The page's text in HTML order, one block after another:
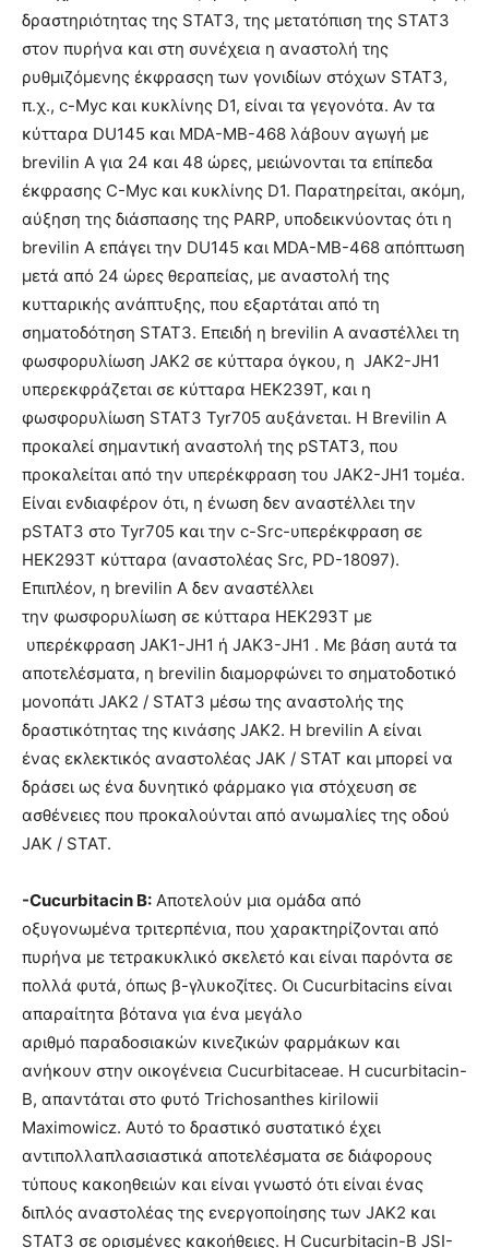
δραστηριότητας της STAT3, της μετατόπιση της STAT3
στον πυρήνα και στη συνέχεια η αναστολή της
ρυθμιζόμενης έκφρασςη των γονιδίων στόχων STAT3,
π.χ., c-Myc και κυκλίνης D1, είναι τα γεγονότα. Αν τα
κύτταρα DU145 και MDA-MB-468 λάβουν αγωγή με
brevilin Α για 24 και 48 ώρες, μειώνονται τα επίπεδα
έκφρασης C-Myc και κυκλίνης D1. Παρατηρείται, ακόμη,
αύξηση της διάσπασης της PARP, υποδεικνύοντας ότι η
brevilin Α επάγει την DU145 και MDA-MB-468 απόπτωση
μετά από 24 ώρες θεραπείας, με αναστολή της
κυτταρικής ανάπτυξης, που εξαρτάται από τη
σηματοδότηση STAT3. Επειδή η brevilin Α αναστέλλει τη
φωσφορυλίωση JAK2 σε κύτταρα όγκου, η JAK2-JH1
υπερεκφράζεται σε κύτταρα HEK239T, και η
φωσφορυλίωση STAT3 Tyr705 αυξάνεται. Η Brevilin Α
προκαλεί σημαντική αναστολή της pSTAT3, που
προκαλείται από την υπερέκφραση του JAK2-JH1 τομέα.
Είναι ενδιαφέρον ότι, η ένωση δεν αναστέλλει την
pSTAT3 στο Tyr705 και την c-Src-υπερέκφραση σε
ΗΕΚ293Τ κύτταρα (αναστολέας Src, PD-18097).
Επιπλέον, η brevilin Α δεν αναστέλλει
την φωσφορυλίωση σε κύτταρα ΗΕΚ293Τ με
υπερέκφραση JAK1-JH1 ή JAK3-JH1 . Με βάση αυτά τα
αποτελέσματα, η brevilin διαμορφώνει το σηματοδοτικό
μονοπάτι JAK2 / STAT3 μέσω της αναστολής της
δραστικότητας της κινάσης JAK2. Η brevilin Α είναι
ένας εκλεκτικός αναστολέας JAK / STAT και μπορεί να
δράσει ως ένα δυνητικό φάρμακο για στόχευση σε
ασθένειες που προκαλούνται από ανωμαλίες της οδού
JAK / STAT.
-Cucurbitacin Β: Αποτελούν μια ομάδα από
οξυγονωμένα τριτερπένια, που χαρακτηρίζονται από
πυρήνα με τετρακυκλικό σκελετό και είναι παρόντα σε
πολλά φυτά, όπως β-γλυκοζίτες. Οι Cucurbitacins είναι
απαραίτητα βότανα για ένα μεγάλο
αριθμό παραδοσιακών κινεζικών φαρμάκων και
ανήκουν στην οικογένεια Cucurbitaceae. Η cucurbitacin-
Β, απαντάται στο φυτό Trichosanthes kirilowii
Maximowicz. Αυτό το δραστικό συστατικό έχει
αντιπολλαπλασιαστικά αποτελέσματα σε διάφορους
τύπους κακοηθειών και είναι γνωστό ότι είναι ένας
διπλός αναστολέας της ενεργοποίησης των JAK2 και
STAT3 σε ορισμένες κακοήθειες. Η Cucurbitacin-Β JSI-